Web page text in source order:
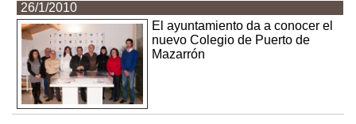
26/1/2010
El ayuntamiento da a conocer el
nuevo Colegio de Puerto de
Mazarrón